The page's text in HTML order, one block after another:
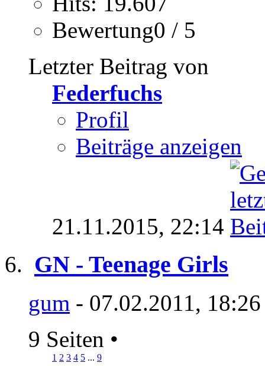
Bewertung0 / 5
Letzter Beitrag von
Federfuchs
Profil
Beiträge anzeigen
21.11.2015, 22:14
GN - Teenage Girls
gum - 07.02.2011,
9 Seiten •
1 2 3 4 5 ... 9